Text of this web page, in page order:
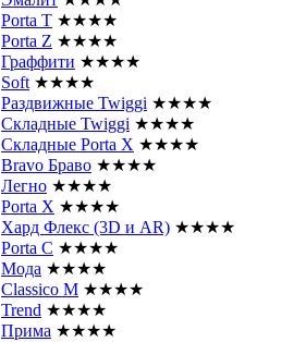
Porta T ★★★★
Porta Z ★★★★
Граффити ★★★★
Soft ★★★★
Раздвижные Twiggi ★★★★
Складные Twiggi ★★★★
Складные Porta X ★★★★
Bravo Браво ★★★★
Легно ★★★★
Porta X ★★★★
Хард Флекс (3D и AR) ★★★★
Porta C ★★★★
Мода ★★★★
Classico M ★★★★
Trend ★★★★
Прима ★★★★